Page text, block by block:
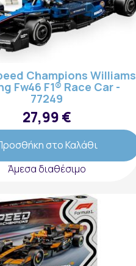
Champions Williams
Fw46 F1® Race Car -
77249
27,99 €
στο Καλάθι
Άμεσα διαθέσιμο